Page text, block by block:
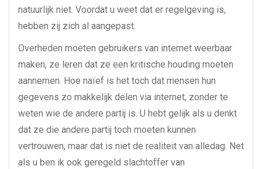
natuurlijk niet. Voordat u weet dat er regelgeving is,
hebben zij zich al aangepast.
Overheden moeten gebruikers van internet weerbaar
maken, ze leren dat ze een kritische houding moeten
aannemen. Hoe naïef is het toch dat mensen hun
gegevens zo makkelijk delen via internet, zonder te
weten wie de andere partij is. U hebt gelijk als u denkt
dat ze die andere partij toch moeten kunnen
vertrouwen, maar dat is niet de realiteit van alledag. Net
als u ben ik ook geregeld slachtoffer van